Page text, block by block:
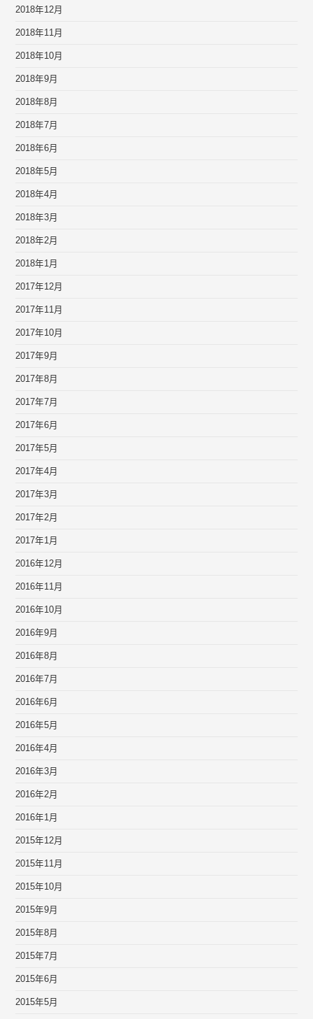
2018年12月
2018年11月
2018年10月
2018年9月
2018年8月
2018年7月
2018年6月
2018年5月
2018年4月
2018年3月
2018年2月
2018年1月
2017年12月
2017年11月
2017年10月
2017年9月
2017年8月
2017年7月
2017年6月
2017年5月
2017年4月
2017年3月
2017年2月
2017年1月
2016年12月
2016年11月
2016年10月
2016年9月
2016年8月
2016年7月
2016年6月
2016年5月
2016年4月
2016年3月
2016年2月
2016年1月
2015年12月
2015年11月
2015年10月
2015年9月
2015年8月
2015年7月
2015年6月
2015年5月